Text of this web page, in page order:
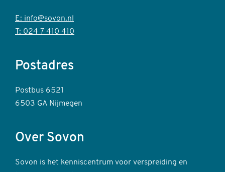
E: info@sovon.nl
T: 024 7 410 410
Postadres
Postbus 6521
6503 GA Nijmegen
Over Sovon
Sovon is het kenniscentrum voor verspreiding en